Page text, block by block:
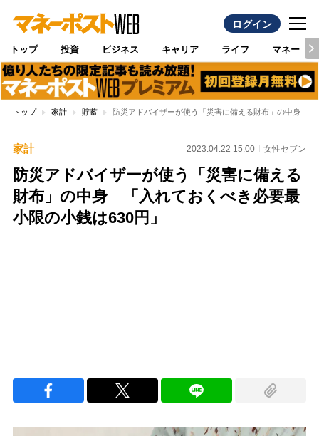
ログイン
トップ 投資 ビジネス キャリア ライフ マネー
トップ 家計 貯蓄 防災アドバイザーが使う「災害に備える財布」の中身
家計 2023.04.22 15:00 女性セブン
防災アドバイザーが使う「災害に備える
財布」の中身 「入れておくべき必要最
小限の小銭は630円」